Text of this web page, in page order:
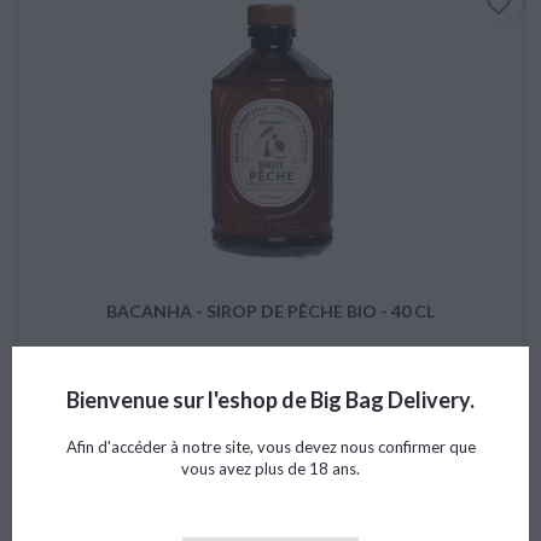
BACANHA - SIROP DE PÊCHE BIO - 40 CL
Prix
11,41 €
Bienvenue sur l'eshop de Big Bag Delivery.
Afin d'accéder à notre site, vous devez nous confirmer que
vous avez plus de 18 ans.